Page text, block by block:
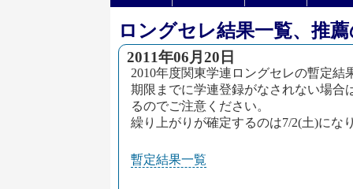
ロングセレ結果一覧、推
2011年06月20日
2010年度関東学連ロングセレの暫定結
期限までに学連登録がなされない場合
るのでご注意ください。
繰り上がりが確定するのは7/2(土)にな
暫定結果一覧